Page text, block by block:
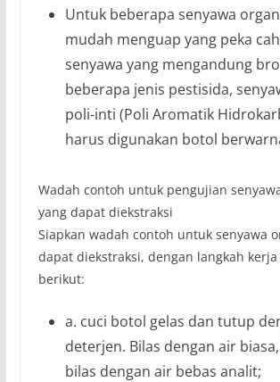
Untuk beberapa senyawa
mudah menguap yang peka
senyawa yang mengandung
beberapa jenis pestisida,
poli-inti (Poli Aromatik
harus digunakan botol
Wadah contoh untuk pengujian
yang dapat diekstraksi
Siapkan wadah contoh untuk senyawa
dapat diekstraksi, dengan langkah kerja
berikut:
a. cuci botol gelas dan tutup
deterjen. Bilas dengan air
bilas dengan air bebas analit;